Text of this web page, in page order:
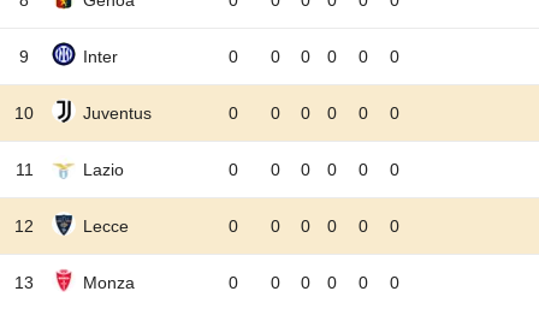
9 Inter 0 0 0 0 0 0
10 Juventus 0 0 0 0 0 0
11 Lazio 0 0 0 0 0 0
12 Lecce 0 0 0 0 0 0
13 Monza 0 0 0 0 0 0